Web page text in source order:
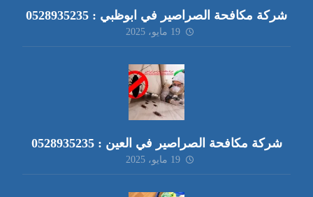
شركة مكافحة الصراصير في ابوظبي : 0528935235
19 مايو، 2025
شركة مكافحة الصراصير في العين : 0528935235
19 مايو، 2025